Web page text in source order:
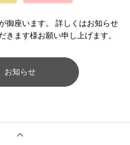
御座います。 詳しくはお知らせ
きます様お願い申し上げます。
お知らせ